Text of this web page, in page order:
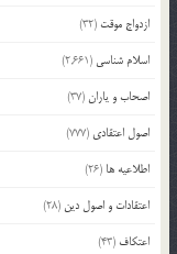
ازدواج موقت (32)
اسلام شناسی (2,661)
اصحاب و یاران(37)
اصول اعتقادی (777)
اطلاعیه ها (26)
اعتقادات و اصول دین (28)
اعتکاف (43)